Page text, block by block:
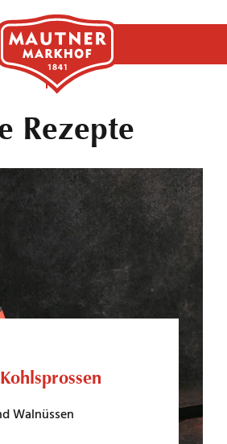
Rezepte
Walnüssen